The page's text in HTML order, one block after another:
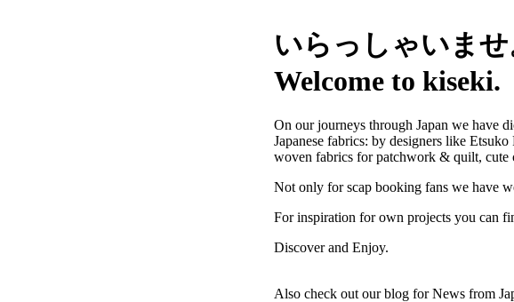
いらっしゃいませ
Welcome to kiseki.
On our journeys through Japan we have
Japanese fabrics: by designers like
woven fabrics for patchwork & quilt, cute
Not only for scap booking fans we have
For inspiration for own projects you can
Discover and Enjoy.
Also check out our blog for News from